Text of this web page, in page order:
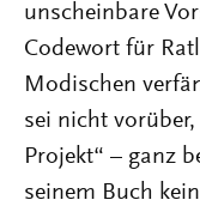
unscheinbare
Codewort für
Modischen
sei nicht
Projekt“ – ganz
seinem Buch